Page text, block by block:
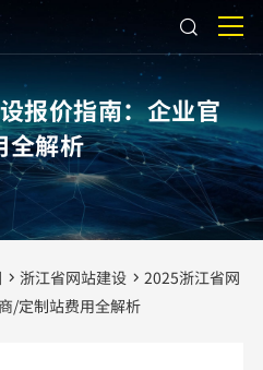
报价指南：企业官
全解析
浙江省网站建设
2025浙江省网
/定制站费用全解析